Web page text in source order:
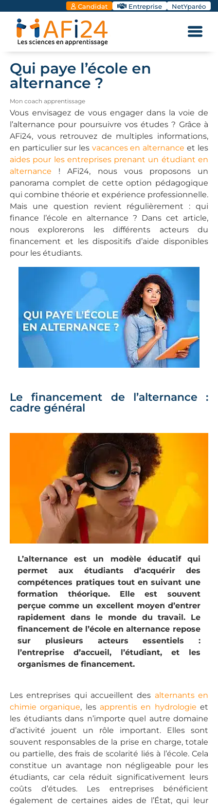
Candidat Entreprise NetYparéo
Qui paye l’école en
alternance ?
Mon coach apprentissage
Vous envisagez de vous engager dans la voie de
l’alternance pour poursuivre vos études ? Grâce à
AFi24, vous retrouvez de multiples informations,
en particulier sur les vacances en alternance et les
aides pour les entreprises prenant un étudiant en
alternance ! AFi24, nous vous proposons un
panorama complet de cette option pédagogique
qui combine théorie et expérience professionnelle.
Mais une question revient régulièrement : qui
finance l’école en alternance ? Dans cet article,
nous explorerons les différents acteurs du
financement et les dispositifs d’aide disponibles
pour les étudiants.
Le financement de l’alternance :
cadre général
L’alternance est un modèle éducatif qui
permet aux étudiants d’acquérir des
compétences pratiques tout en suivant une
formation théorique. Elle est souvent
perçue comme un excellent moyen d’entrer
rapidement dans le monde du travail. Le
financement de l’école en alternance repose
sur plusieurs acteurs essentiels :
l’entreprise d’accueil, l’étudiant, et les
organismes de financement.
Les entreprises qui accueillent des alternants en
chimie organique, les apprentis en hydrologie et
les étudiants dans n’importe quel autre domaine
d’activité jouent un rôle important. Elles sont
souvent responsables de la prise en charge, totale
ou partielle, des frais de scolarité liés à l’école. Cela
constitue un avantage non négligeable pour les
étudiants, car cela réduit significativement leurs
coûts d’études. Les entreprises bénéficient
également de certaines aides de l’État, qui leur